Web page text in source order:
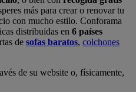
más para crear o renovar tu
con mucho estilo. Conforama
distribuidas en 6 países
de sofas baratos, colchones
de su website o, físicamente,